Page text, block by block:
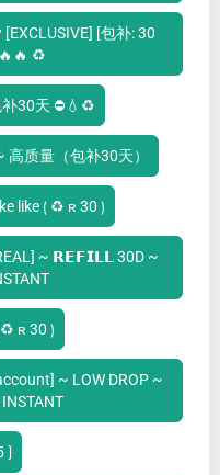
[包补: 30
♻️
30天 ⛔💧♻️
质量（包补30天）
like ⟮ ♻ ʀ 30 ⟯
~ 𝗥𝗘𝗙𝗜𝗟𝗟 30D ~
ʀ 30 ⟯
~ LOW DROP ~
⟯